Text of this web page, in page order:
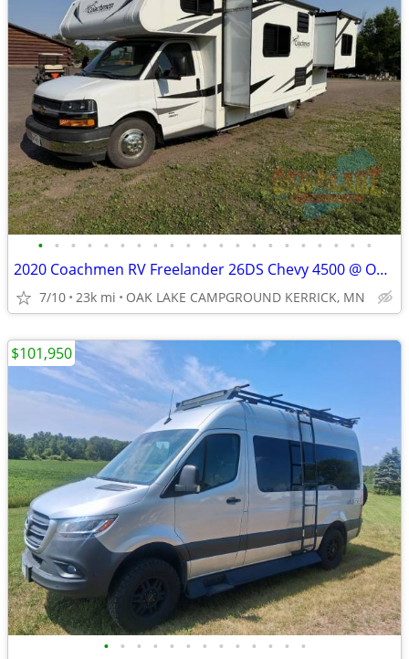
• • • • • • • • • • • • • • • • • • • • •
2020 Coachmen RV Freelander 26DS Chevy 4500 @ OAK LAKE CAMPGROUND
7/10 23k mi OAK LAKE CAMPGROUND KERRICK, MN
• • • • • • • • • • • • •
$101,950